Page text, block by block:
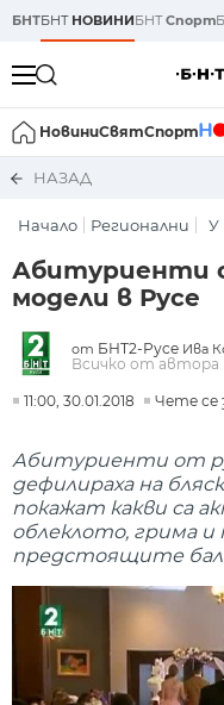
БНТБНТ НОВИНИБНТСпорт
НовиниСвятСпорт
НАЗАД
Начало Регионални У
Абитуриенти
модели в Русе
от БНТ2-Русе Ива
Всичко от автора
11:00, 30.01.2018 Чете се
Абитуриенти от
дефилираха на
покажат какви са
облеклото, грима и
предстоящите